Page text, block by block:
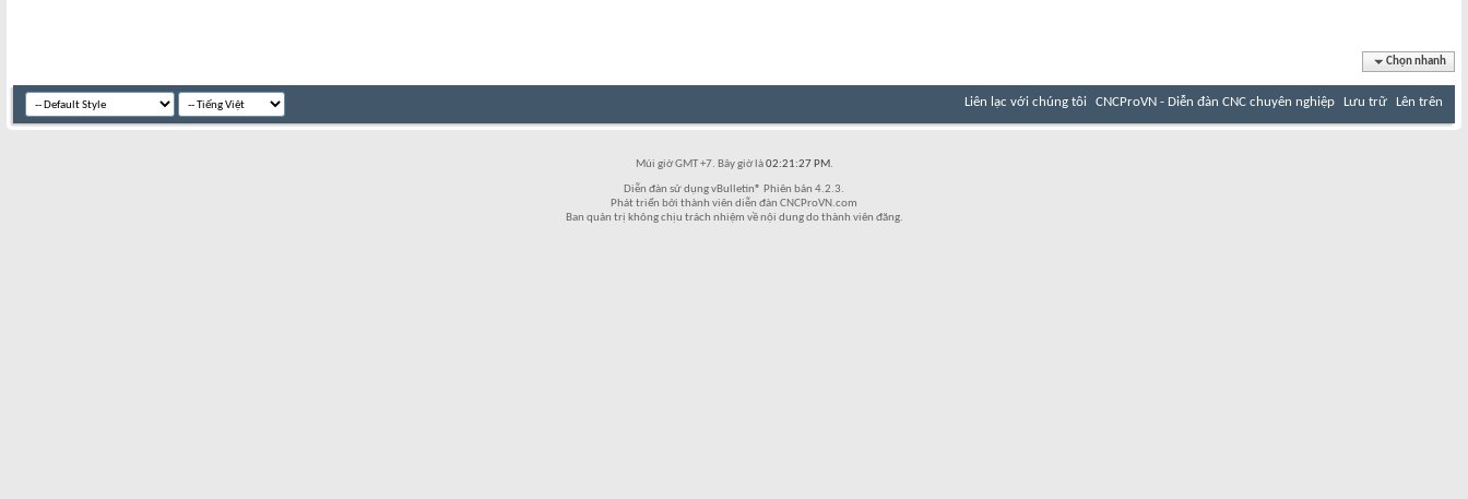
Chọn nhanh
Liên lạc với chúng tôi CNCProVN - Diễn đàn CNC chuyên nghiệp Lưu trữ Lên trên
Múi giờ GMT +7. Bây giờ là02:21:27 PM.
Diễn đàn sử dụng vBulletin® Phiên bản 4.2.3.
Phát triển bởi thành viên diễn đàn CNCProVN.com
Ban quản trị không chịu trách nhiệm về nội dung do thành viên đăng.